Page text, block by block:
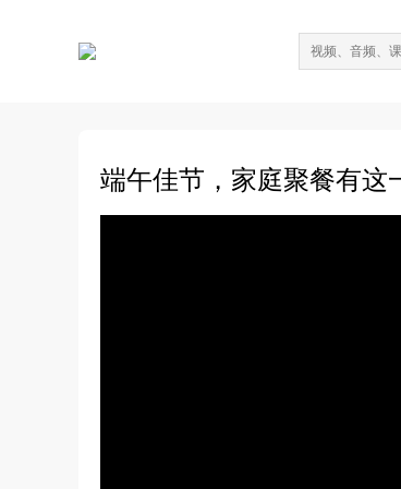
端午佳节，家庭聚餐有这